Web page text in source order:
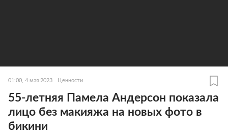
01:00, 4 мая 2023 Ценности
55-летняя Памела Андерсон показала
лицо без макияжа на новых фото в
бикини